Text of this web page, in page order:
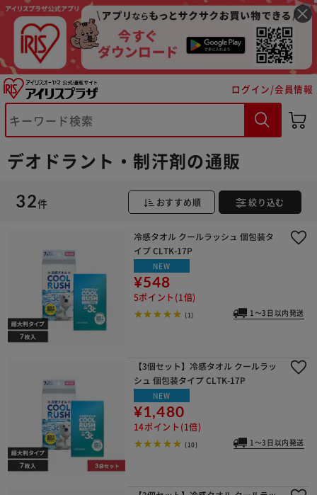
ログイン/会員情報
デオドラント・制汗剤の通販
32件 おすすめ順 絞り込む
冷感タオル クールラッシュ 個包装タ
イプ CLTK-17P
NEW
¥548
5ポイント(1倍)
(1) 1～3日以内発送
【3個セット】冷感タオル クールラッ
シュ 個包装タイプ CLTK-17P
NEW
¥1,480
14ポイント(1倍)
(10) 1～3日以内発送
※ご確認ください
カートに入れる 購入手続きへ